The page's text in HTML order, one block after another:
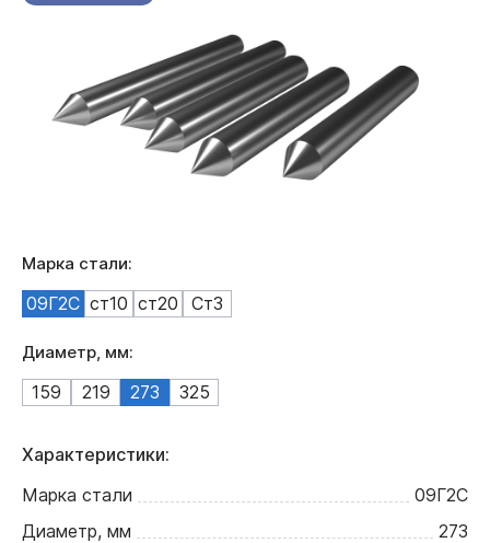
Марка стали:
09Г2С ст10 ст20 Ст3
Диаметр, мм:
159 219 273 325
Характеристики:
Марка стали
09Г2С
Диаметр, мм
273